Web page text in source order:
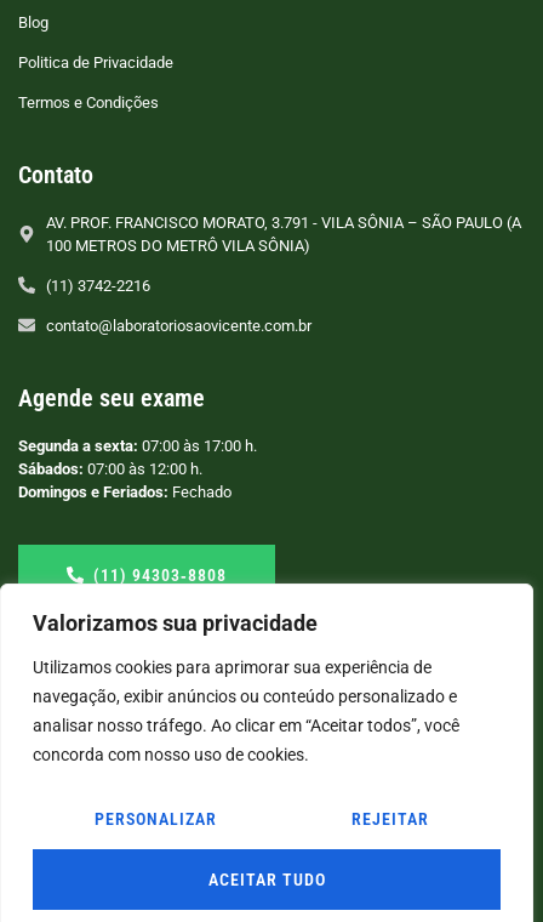
Valorizamos sua privacidade
Utilizamos cookies para aprimorar sua experiência de
navegação, exibir anúncios ou conteúdo personalizado e
analisar nosso tráfego. Ao clicar em “Aceitar todos”, você
concorda com nosso uso de cookies.
PERSONALIZAR REJEITAR
ACEITAR TUDO
Blog
Politica de Privacidade
Termos e Condições
Contato
AV. PROF. FRANCISCO MORATO, 3.791 - VILA SÔNIA – SÃO PAULO (A
100 METROS DO METRÔ VILA SÔNIA)
(11) 3742-2216
contato@laboratoriosaovicente.com.br
Agende seu exame
Segunda a sexta: 07:00 às 17:00 h.
Sábados: 07:00 às 12:00 h.
Domingos e Feriados: Fechado
(11) 94303‑8808
© COPYRIGHT2026→ LABORATÓRIO SÃO VICENTE → POR: CONEKI - SOLUÇÕES DIGITAIS |